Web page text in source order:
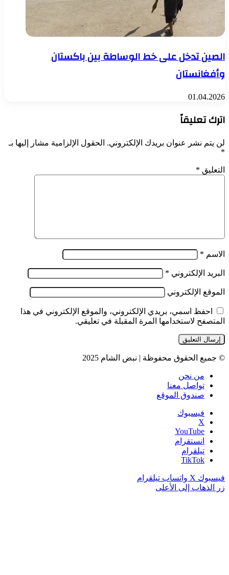
الصين تدخل على خط الوساطة بين باكستان
وأفغانستان
01.04.2026
اترك تعليقاً
لن يتم نشر عنوان بريدك الإلكتروني. الحقول الإلزامية مشار إليها بـ
*
التعليق *
الاسم *
البريد الإلكتروني *
الموقع الإلكتروني
احفظ اسمي، بريدي الإلكتروني، والموقع الإلكتروني في هذا
المتصفح لاستخدامها المرة المقبلة في تعليقي.
© جميع الحقوق محفوظة | نبض الشام 2025
من نحن
تواصل معنا
صندوق الموقع
فيسبوك
‫X
‫YouTube
انستقرام
تيلقرام
‫TikTok
فيسبوك ‫X واتساب تيلقرام
زر الذهاب إلى الأعلى